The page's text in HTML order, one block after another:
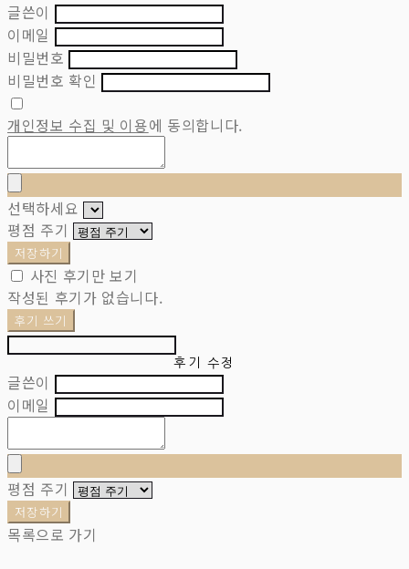
글쓴이
이메일
비밀번호
비밀번호 확인
개인정보 수집 및 이용에 동의합니다.
선택하세요
평점 주기
저장하기
사진 후기만 보기
작성된 후기가 없습니다.
후기 쓰기
후기 수정
글쓴이
이메일
평점 주기
저장하기
목록으로 가기